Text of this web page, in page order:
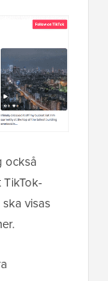
också
visas